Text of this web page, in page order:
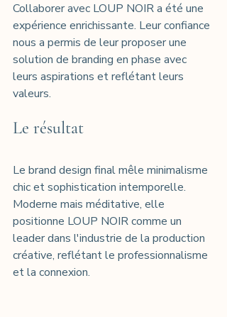
Collaborer avec LOUP NOIR a été une
expérience enrichissante. Leur confiance
nous a permis de leur proposer une
solution de branding en phase avec
leurs aspirations et reflétant leurs
valeurs.
Le résultat
Le brand design final mêle minimalisme
chic et sophistication intemporelle.
Moderne mais méditative, elle
positionne LOUP NOIR comme un
leader dans l'industrie de la production
créative, reflétant le professionnalisme
et la connexion.